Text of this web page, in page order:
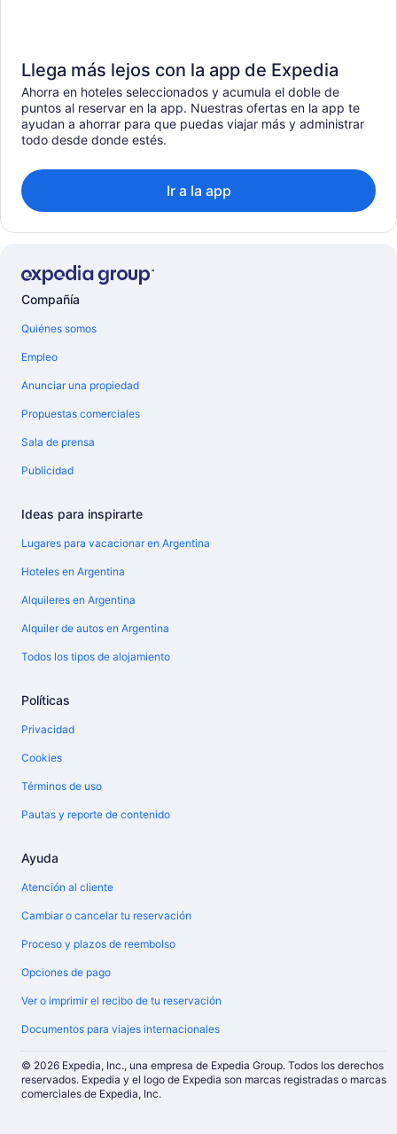
Llega más lejos con la app de Expedia
Ahorra en hoteles seleccionados y acumula el doble de
puntos al reservar en la app. Nuestras ofertas en la app te
ayudan a ahorrar para que puedas viajar más y administrar
todo desde donde estés.
Ir a la app
Compañía
Quiénes somos
Empleo
Anunciar una propiedad
Propuestas comerciales
Sala de prensa
Publicidad
Ideas para inspirarte
Lugares para vacacionar en Argentina
Hoteles en Argentina
Alquileres en Argentina
Alquiler de autos en Argentina
Todos los tipos de alojamiento
Políticas
Privacidad
Cookies
Términos de uso
Pautas y reporte de contenido
Ayuda
Atención al cliente
Cambiar o cancelar tu reservación
Proceso y plazos de reembolso
Opciones de pago
Ver o imprimir el recibo de tu reservación
Documentos para viajes internacionales
© 2026 Expedia, Inc., una empresa de Expedia Group. Todos los derechos
reservados. Expedia y el logo de Expedia son marcas registradas o marcas
comerciales de Expedia, Inc.